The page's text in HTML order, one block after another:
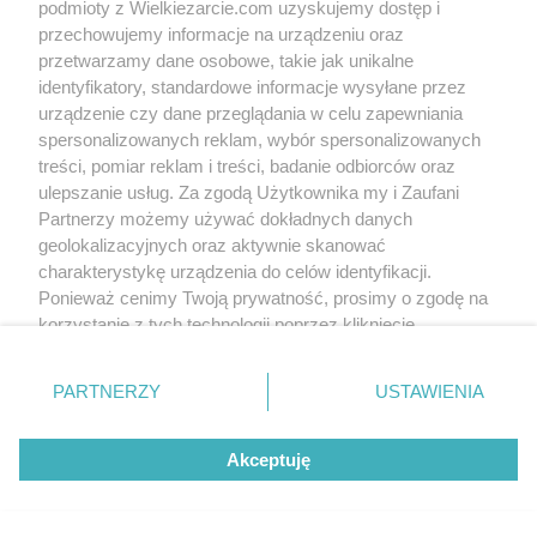
Odpowiedz
smakosia 2026-07-08 09:34:39 odpowiedź do
Witam środowo
Wreszcie niebo wygląda niebiesko. Szarość mi się
znudziła
Po deszczach powietrze wychłodzone i
jak zawieje, to odechciewa się spaceru, ale już jest
lepiej, bo nie pada
Wczoraj zmieniłam plany i ostatecznie pojechałam do
rodziców. Tym samym dziś mam po pracy wolny
dzień. Planuję wysprzątać mieszkanie. Może też jakieś
czujesz?
gorącą herbatę z cytryną.
Dobrego dnia
podmioty z Wielkiezarcie.com uzyskujemy dostęp i
przechowujemy informacje na urządzeniu oraz
przetwarzamy dane osobowe, takie jak unikalne
identyfikatory, standardowe informacje wysyłane przez
urządzenie czy dane przeglądania w celu zapewniania
spersonalizowanych reklam, wybór spersonalizowanych
treści, pomiar reklam i treści, badanie odbiorców oraz
ulepszanie usług. Za zgodą Użytkownika my i Zaufani
Partnerzy możemy używać dokładnych danych
geolokalizacyjnych oraz aktywnie skanować
charakterystykę urządzenia do celów identyfikacji.
Ponieważ cenimy Twoją prywatność, prosimy o zgodę na
korzystanie z tych technologii poprzez kliknięcie
zmienić/wycofać klikając przycisk ustawień prywatności
znajdujący się w lewym dolnym rogu strony
rodzaje przetwarzania danych nie wymagają zgody
użytkownika, ale masz prawo sprzeciwić się takiemu
przetwarzaniu. Preferencje będą miały zastosowania tylko
PARTNERZY USTAWIENIA
Akceptuję